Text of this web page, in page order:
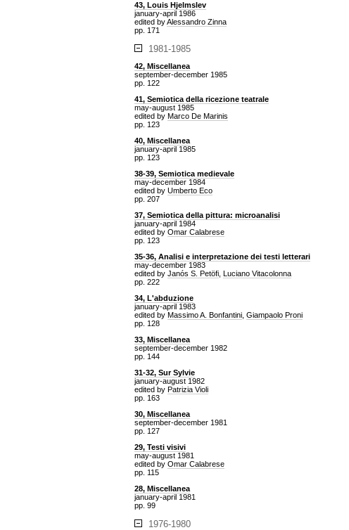
43, Louis Hjelmslev
january-april 1986
edited byAlessandro Zinna
pp. 171
1981-1985
42, Miscellanea
september-december 1985
pp. 122
41, Semiotica della ricezione teatrale
may-august 1985
edited by Marco De Marinis
pp. 123
40, Miscellanea
january-april 1985
pp. 123
38-39, Semiotica medievale
may-december 1984
edited by Umberto Eco
pp. 207
37, Semiotica della pittura: microanalisi
january-april 1984
edited by Omar Calabrese
pp. 123
35-36, Analisi e interpretazione dei testi letterari
may-december 1983
edited by Janós S. Petöfi Luciano Vitacolonna
pp. 222
34, L'abduzione
january-april 1983
edited by Massimo A. Bonfantini Giampaolo Proni
pp. 128
33, Miscellanea
september-december 1982
pp. 144
31-32, Sur Sylvie
january-august 1982
edited by Patrizia Violi
pp. 163
30, Miscellanea
september-december 1981
pp. 127
29, Testi visivi
may-august 1981
edited by Omar Calabrese
pp. 115
28, Miscellanea
january-april 1981
pp. 99
1976-1980